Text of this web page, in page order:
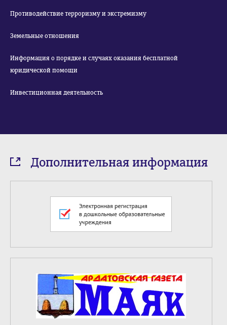
Противодействие терроризму и экстремизму
Земельные отношения
Информация о порядке и случаях оказания бесплатной
юридической помощи
Инвестиционная деятельность
Дополнительная информация